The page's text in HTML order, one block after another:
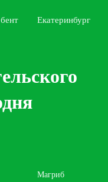
Екатеринбург
Магриб